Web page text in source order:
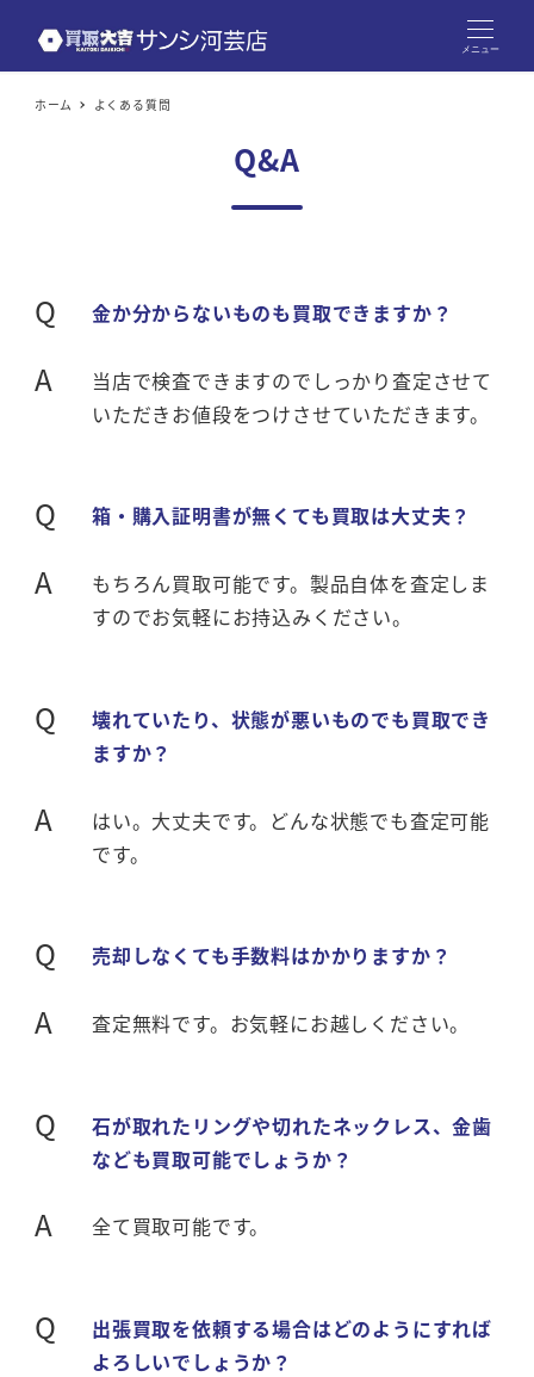
メニュー
ホーム よくある質問
Q&A
Q 金か分からないものも買取できますか？
A
当店で検査できますのでしっかり査定させて
いただきお値段をつけさせていただきます。
Q 箱・購入証明書が無くても買取は大丈夫？
A
もちろん買取可能です。製品自体を査定しま
すのでお気軽にお持込みください。
Q
壊れていたり、状態が悪いものでも買取でき
ますか？
A
はい。大丈夫です。どんな状態でも査定可能
です。
Q 売却しなくても手数料はかかりますか？
A 査定無料です。お気軽にお越しください。
Q
石が取れたリングや切れたネックレス、金歯
なども買取可能でしょうか？
A 全て買取可能です。
Q
出張買取を依頼する場合はどのようにすれば
よろしいでしょうか？